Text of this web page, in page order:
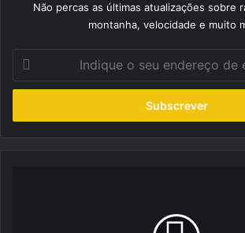
Não percas as últimas atualizações sobre
montanha, velocidade e muito
seu
de